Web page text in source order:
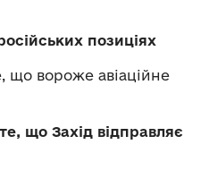
позиціях
що вороже авіаційне
що Захід відправляє